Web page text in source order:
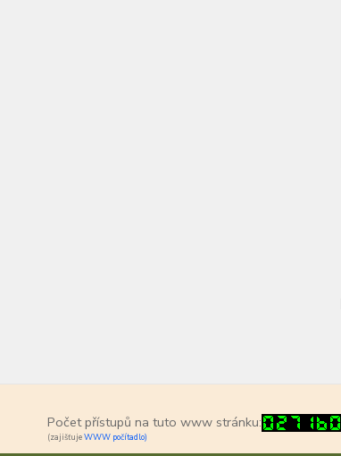
Počet přístupů na tuto www stránku:
(zajišťujeWWW počítadlo)